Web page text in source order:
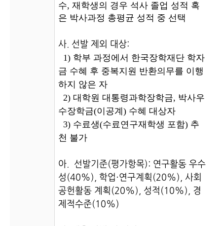
수, 재학생의 경우 석사 졸업 성적 혹
은 박사과정 총평균 성적 중 선택
사. 선발 제외 대상:
1) 학부 과정에서 한국장학재단 학자
금 수혜 후 중복지원 반환의무를 이행
하지 않은 자
2) 대학원 대통령과학장학금, 박사우
수장학금(이공계) 수혜 대상자
3) 수료생(수료연구재학생 포함) 추
천 불가
아. 선발기준(평가항목): 연구활동 우수
성(40%), 학업·연구계획(20%), 사회
공헌활동 계획(20%), 성적 (10%), 경
제적수준(10%)